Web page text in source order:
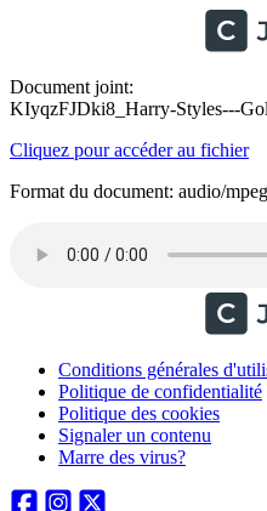
Document joint:
KIyqzFJDki8_Harry-Styles---
Cliquez pour accéder au fichier
Format du document: audio/mpeg
Conditions générales
Politique de confidentialité
Politique des cookies
Signaler un contenu
Marre des virus?